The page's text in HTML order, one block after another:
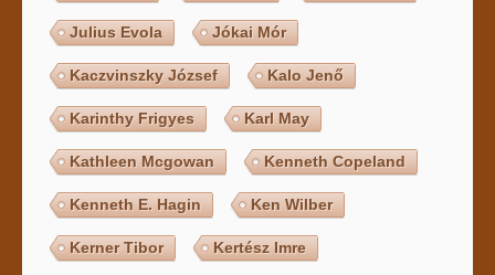
Julius Evola Jókai Mór
Kaczvinszky József Kalo Jenő
Karinthy Frigyes Karl May
Kathleen Mcgowan Kenneth Copeland
Kenneth E. Hagin Ken Wilber
Kerner Tibor Kertész Imre